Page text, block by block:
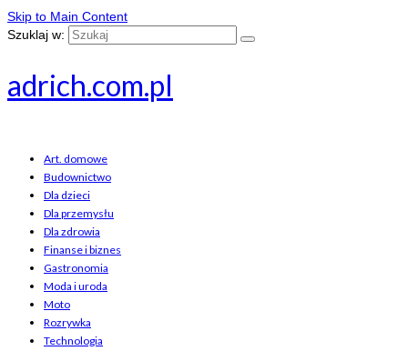
Skip to Main Content
Szuklaj w:
adrich.com.pl
Art. domowe
Budownictwo
Dla dzieci
Dla przemysłu
Dla zdrowia
Finanse i biznes
Gastronomia
Moda i uroda
Moto
Rozrywka
Technologia